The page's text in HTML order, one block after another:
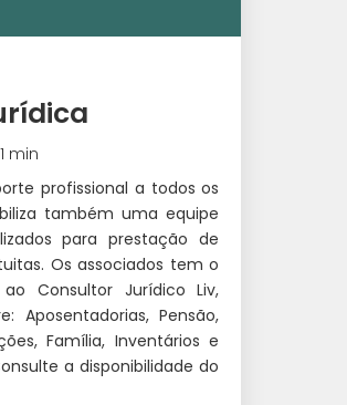
min
profissional a todos os
também uma equipe
para prestação de
Os associados tem o
Consultor Jurídico Liv,
Aposentadorias, Pensão,
Família, Inventários e
a disponibilidade do